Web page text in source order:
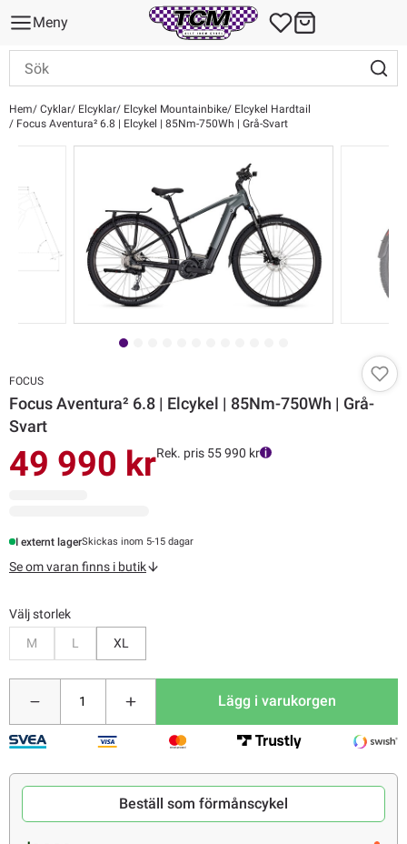
Meny
Hem Cyklar Elcyklar Elcykel Mountainbike
Elcykel Hardtail
Focus Aventura² 6.8 | Elcykel | 85Nm-750Wh | Grå-Svart
FOCUS
Focus Aventura² 6.8 | Elcykel | 85Nm-750Wh | Grå-
Svart
49 990 krRek. pris 55 990 kr
I externt lagerSkickas inom 5-15 dagar
Se om varan finns i butik
Välj storlek
M
L XL
Lägg i varukorgen
Beställ som förmånscykel